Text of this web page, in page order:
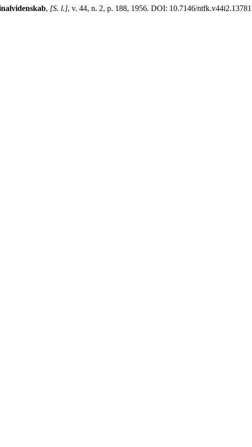
, [S. l.], v. 44, n. 2, p. 188, 1956. DOI: 10.7146/